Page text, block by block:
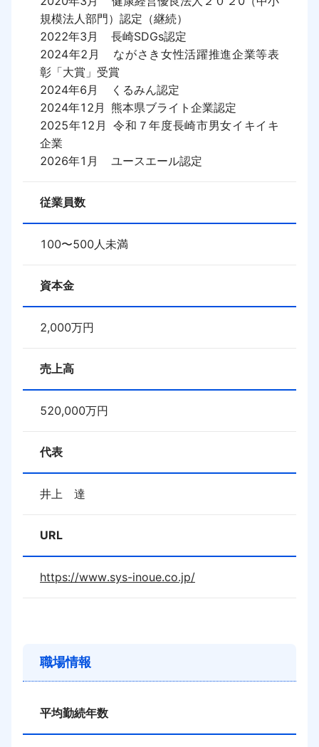
規模法人部門）認定（継続）
2022年3月	長崎SDGs認定
2024年2月	ながさき女性活躍推進企業等表
彰「大賞」受賞
2024年6月	くるみん認定
2024年12月	熊本県ブライト企業認定
2025年12月	令和７年度長崎市男女イキイキ
企業
2026年1月	ユースエール認定
従業員数
100〜500人未満
資本金
2,000万円
売上高
520,000万円
代表
井上　達
URL
https://www.sys-inoue.co.jp/
職場情報
平均勤続年数